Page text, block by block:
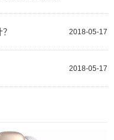
2018-05-17
2018-05-17